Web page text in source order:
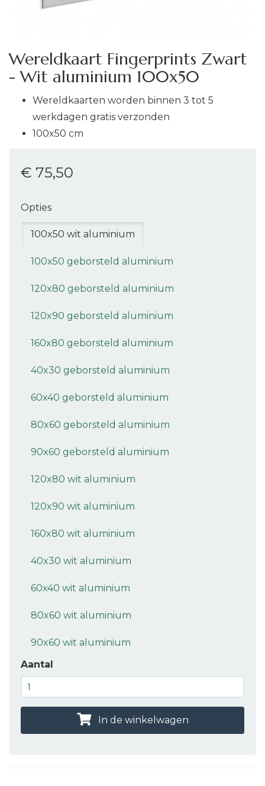
Wereldkaart Fingerprints Zwart
- Wit aluminium 100x50
Wereldkaarten worden binnen 3 tot 5
werkdagen gratis verzonden
100x50 cm
€ 75,50
Opties
100x50 wit aluminium
100x50 geborsteld aluminium
120x80 geborsteld aluminium
120x90 geborsteld aluminium
160x80 geborsteld aluminium
40x30 geborsteld aluminium
60x40 geborsteld aluminium
80x60 geborsteld aluminium
90x60 geborsteld aluminium
120x80 wit aluminium
120x90 wit aluminium
160x80 wit aluminium
40x30 wit aluminium
60x40 wit aluminium
80x60 wit aluminium
90x60 wit aluminium
Aantal
In de winkelwagen